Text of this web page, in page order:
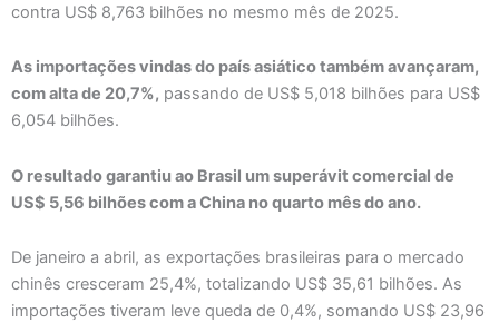
contra US$ 8,763 bilhões no mesmo mês de 2025.
As importações vindas do país asiático também avançaram,
com alta de 20,7%, passando de US$ 5,018 bilhões para US$
6,054 bilhões.
O resultado garantiu ao Brasil um superávit comercial de
US$ 5,56 bilhões com a China no quarto mês do ano.
De janeiro a abril, as exportações brasileiras para o mercado
chinês cresceram 25,4%, totalizando US$ 35,61 bilhões. As
importações tiveram leve queda de 0,4%, somando US$ 23,96